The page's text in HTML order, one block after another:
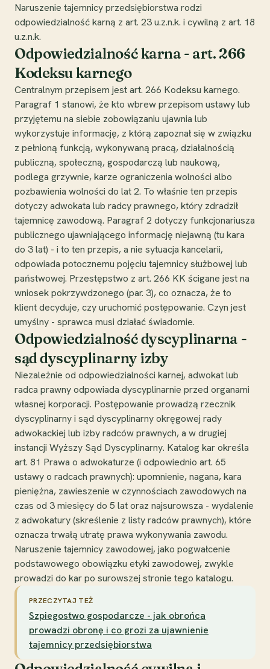
Naruszenie tajemnicy przedsiębiorstwa rodzi
odpowiedzialność karną z art. 23 u.z.n.k. i cywilną z art. 18
u.z.n.k.
Odpowiedzialność karna - art. 266
Kodeksu karnego
Centralnym przepisem jest art. 266 Kodeksu karnego.
Paragraf 1 stanowi, że kto wbrew przepisom ustawy lub
przyjętemu na siebie zobowiązaniu ujawnia lub
wykorzystuje informację, z którą zapoznał się w związku
z pełnioną funkcją, wykonywaną pracą, działalnością
publiczną, społeczną, gospodarczą lub naukową,
podlega grzywnie, karze ograniczenia wolności albo
pozbawienia wolności do lat 2. To właśnie ten przepis
dotyczy adwokata lub radcy prawnego, który zdradził
tajemnicę zawodową. Paragraf 2 dotyczy funkcjonariusza
publicznego ujawniającego informację niejawną (tu kara
do 3 lat) - i to ten przepis, a nie sytuacja kancelarii,
odpowiada potocznemu pojęciu tajemnicy służbowej lub
państwowej. Przestępstwo z art. 266 KK ścigane jest na
wniosek pokrzywdzonego (par. 3), co oznacza, że to
klient decyduje, czy uruchomić postępowanie. Czyn jest
umyślny - sprawca musi działać świadomie.
Odpowiedzialność dyscyplinarna -
sąd dyscyplinarny izby
Niezależnie od odpowiedzialności karnej, adwokat lub
radca prawny odpowiada dyscyplinarnie przed organami
własnej korporacji. Postępowanie prowadzą rzecznik
dyscyplinarny i sąd dyscyplinarny okręgowej rady
adwokackiej lub izby radców prawnych, a w drugiej
instancji Wyższy Sąd Dyscyplinarny. Katalog kar określa
art. 81 Prawa o adwokaturze (i odpowiednio art. 65
ustawy o radcach prawnych): upomnienie, nagana, kara
pieniężna, zawieszenie w czynnościach zawodowych na
czas od 3 miesięcy do 5 lat oraz najsurowsza - wydalenie
z adwokatury (skreślenie z listy radców prawnych), które
oznacza trwałą utratę prawa wykonywania zawodu.
Naruszenie tajemnicy zawodowej, jako pogwałcenie
podstawowego obowiązku etyki zawodowej, zwykle
prowadzi do kar po surowszej stronie tego katalogu.
PRZECZYTAJ TEŻ
Szpiegostwo gospodarcze - jak obrońca
prowadzi obronę i co grozi za ujawnienie
tajemnicy przedsiębiorstwa